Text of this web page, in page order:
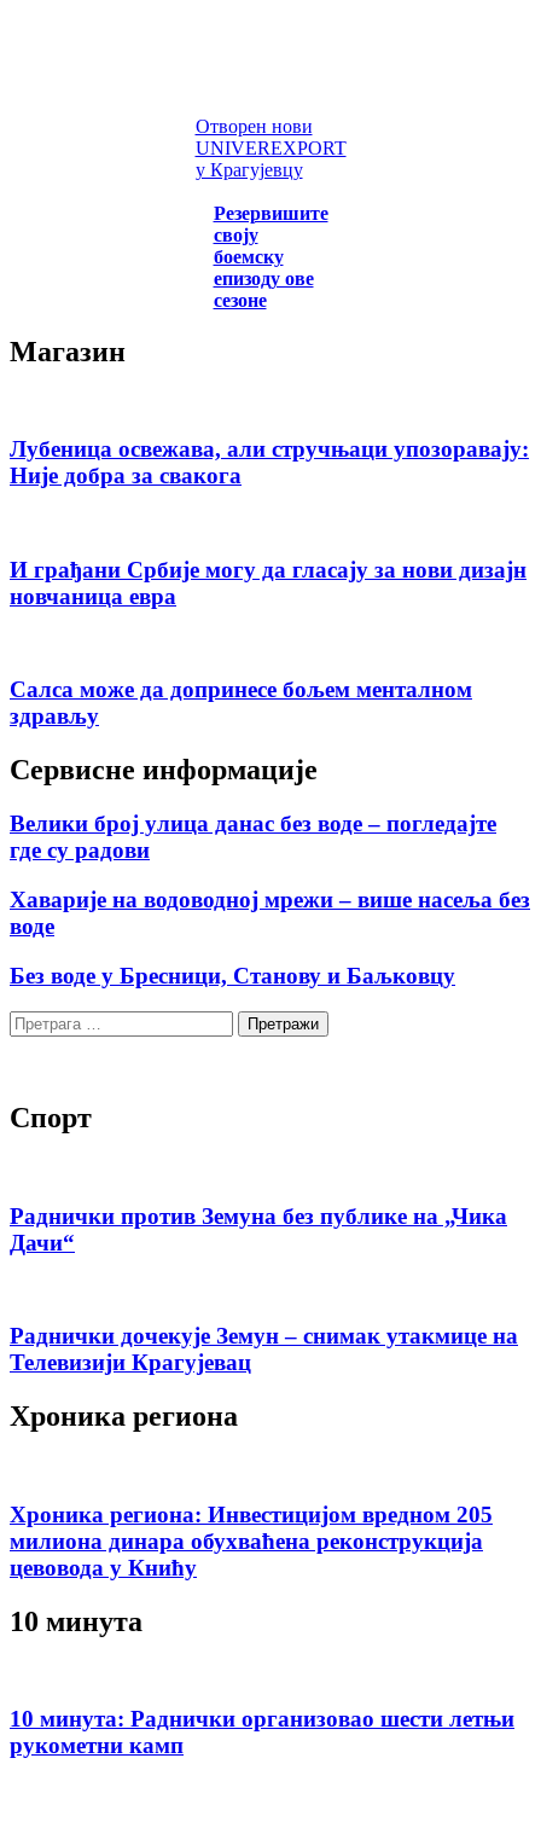
Отворен нови
UNIVEREXPORT
у Крагујевцу
Резервишите
своју
боемску
епизоду ове
сезоне
Магазин
Лубеница освежава, али стручњаци упозоравају:
Није добра за свакога
И грађани Србије могу да гласају за нови дизајн
новчаница евра
Салса може да допринесе бољем менталном
здрављу
Сервисне информације
Велики број улица данас без воде – погледајте
где су радови
Хаварије на водоводној мрежи – више насеља без
воде
Без воде у Бресници, Станову и Баљковцу
Претрага
за:
Спорт
Раднички против Земуна без публике на „Чика
Дачи“
Раднички дочекује Земун – снимак утакмице на
Телевизији Крагујевац
Хроника региона
Хроника региона: Инвестицијом вредном 205
милиона динара обухваћена реконструкција
цевовода у Книћу
10 минута
10 минута: Раднички организовао шести летњи
рукометни камп